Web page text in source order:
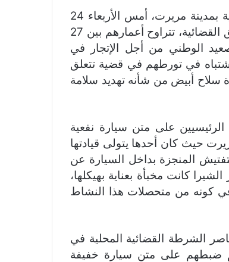
تمكنت الفرقة المحلية للشرطة القضائية بالمفوضية الجهوية بمدينة مريرت، أمس الأربعاء 24
فبراير الجاري، من توقيف خمسة أشخاص، من ذوي السوابق القضائية، تتراوح أعمارهم بين 27
الوطني من أجل الإتجار في
يبلغ من العمر 17 سنة وذلك للاشتباه في تورطهم في قضية تتعلق
سلاح أبيض من شأنه تهديد سلامة
على متن سيارة نفعية
حيث كان أحدها يتولى قيادتها
المنجزة بداخل السيارة عن
و 300 غرام من مخدر الشيرا كانت مخبأة بعناية بهيكلها،
في كونه من متحصلات هذا النشاط
الشرطة القضائية المحلية في
ضبطهم على متن سيارة خفيفة